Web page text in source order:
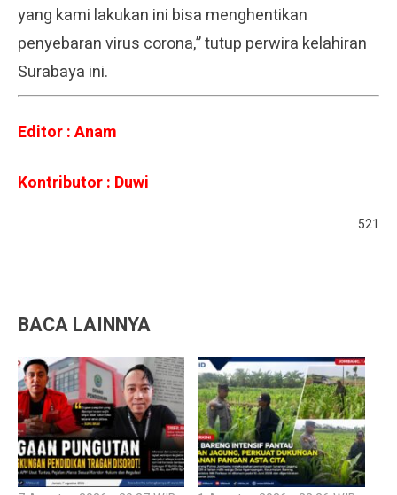
yang kami lakukan ini bisa menghentikan
penyebaran virus corona,” tutup perwira kelahiran
Surabaya ini.
Editor : Anam
Kontributor : Duwi
521
BACA LAINNYA